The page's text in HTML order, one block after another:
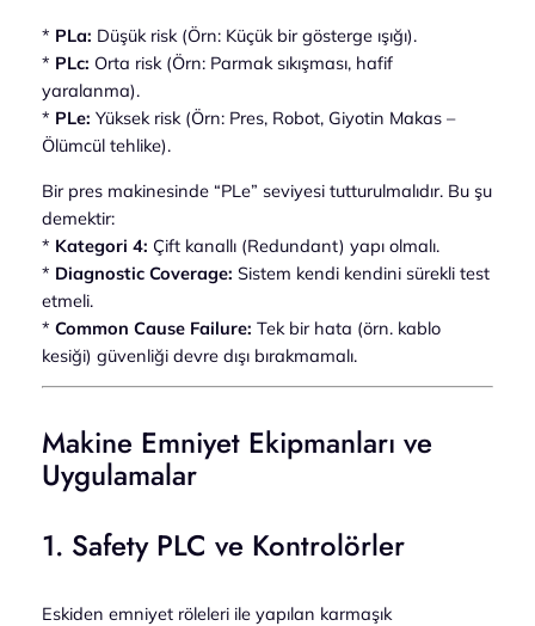
* PLa: Düşük risk (Örn: Küçük bir gösterge ışığı).
* PLc: Orta risk (Örn: Parmak sıkışması, hafif
yaralanma).
* PLe: Yüksek risk (Örn: Pres, Robot, Giyotin Makas –
Ölümcül tehlike).
Bir pres makinesinde “PLe” seviyesi tutturulmalıdır. Bu şu
demektir:
* Kategori 4: Çift kanallı (Redundant) yapı olmalı.
* Diagnostic Coverage: Sistem kendi kendini sürekli test
etmeli.
* Common Cause Failure: Tek bir hata (örn. kablo
kesiği) güvenliği devre dışı bırakmamalı.
Makine Emniyet Ekipmanları ve
Uygulamalar
1. Safety PLC ve Kontrolörler
Eskiden emniyet röleleri ile yapılan karmaşık